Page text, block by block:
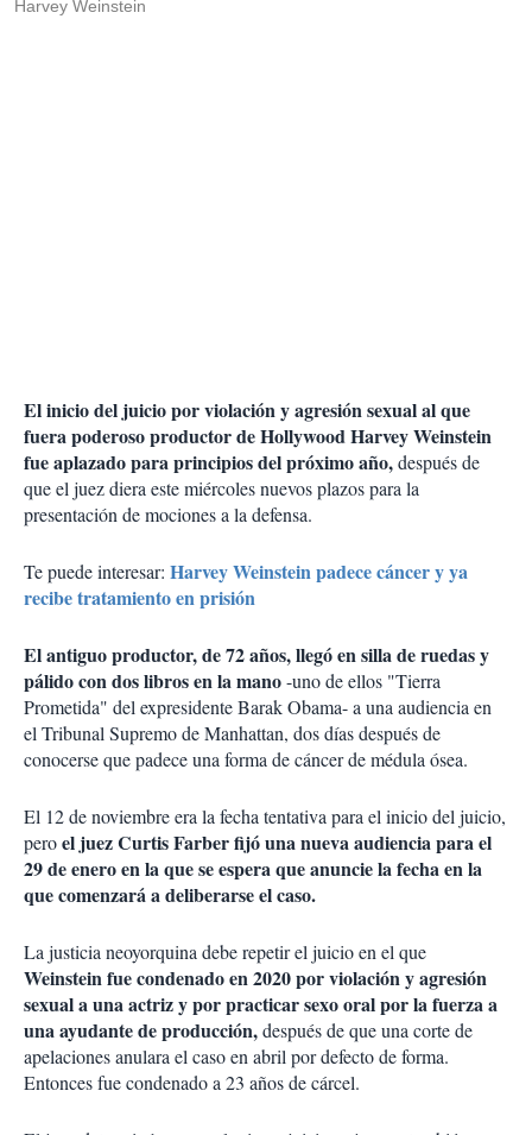
Harvey Weinstein
El inicio del juicio por violación y agresión sexual al que
fuera poderoso productor de Hollywood Harvey Weinstein
fue aplazado para principios del próximo año,después de
que el juez diera este miércoles nuevos plazos para la
presentación de mociones a la defensa.
Te puede interesar: Harvey Weinstein padece cáncer y ya
recibe tratamiento en prisión
El antiguo productor, de 72 años, llegó en silla de ruedas y
pálido con dos libros en la mano-uno de ellos "Tierra
Prometida" del expresidente Barak Obama- a una audiencia en
el Tribunal Supremo de Manhattan, dos días después de
conocerse que padece una forma de cáncer de médula ósea.
El 12 de noviembre era la fecha tentativa para el inicio del juicio,
peroel juez Curtis Farber fijó una nueva audiencia para el
29 de enero en la que se espera que anuncie la fecha en la
que comenzará a deliberarse el caso.
La justicia neoyorquina debe repetir el juicio en el que
Weinstein fue condenado en 2020 por violación y agresión
sexual a una actriz y por practicar sexo oral por la fuerza a
una ayudante de producción,después de que una corte de
apelaciones anulara el caso en abril por defecto de forma.
Entonces fue condenado a 23 años de cárcel.